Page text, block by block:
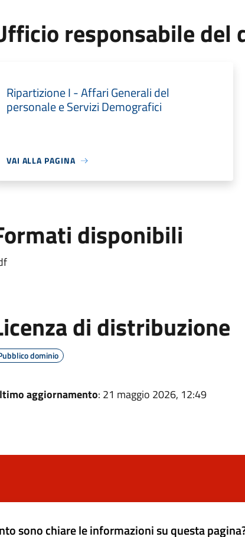
responsabile del
Ripartizione I - Affari Generali del
personale e Servizi Demografici
VAI ALLA PAGINA
disponibili
di distribuzione
dominio
aggiornamento: 21 maggio 2026, 12:49
sono chiare le informazioni su questa